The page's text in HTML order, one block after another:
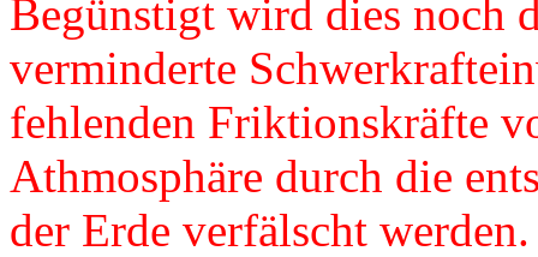
Begünstigt wird dies noch
verminderte
fehlenden Friktionskräfte
Athmosphäre durch die
der Erde verfälscht werden.